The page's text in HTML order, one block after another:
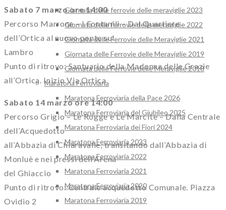
Giornata delle ferrovie delle meraviglie 2023
Giornata delle ferrovie delle meraviglie 2022
Giornata delle Ferrovie delle Meraviglie 2021
Giornata delle Ferrovie delle Meraviglie 2019
Giornata delle Ferrovie delle Meraviglie 2018
Maratona Ferroviaria
Maratona Ferroviaria della Pace 2026
Maratona Ferroviaria del Giubileo 2025
Maratona Ferroviaria dei Fiori 2024
Maratona Ferroviaria 2023
Maratona Ferroviaria 2022
Maratona Ferroviaria 2021
Maratona Ferroviaria 2020
Maratona Ferroviaria 2019
Sabato 7 marzo ore 14:00
Percorso Marrone – I Fontanili – Dal Quartiere
dell’Ortica al nuovo ponte sul
Lambro
Punto di ritrovo: Santuario della Madonna delle Grazie
all’Ortica. Inizio Via Ortica
Sabato 14 marzo ore 14:00
Percorso Grigio – Le Rogge e Le Marcite – Dalla Centrale
dell’Acquedotto
all’Abbazia di Chiaravalle, transitando dall’Abbazia di
Monluè e nei pressi dell’Arena
del Ghiaccio
Punto di ritrovo: Centrale acquedotto Comunale. Piazza
Ovidio 2